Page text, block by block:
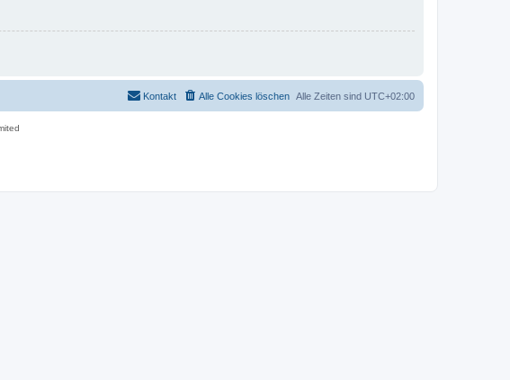
Alle Zeiten sind UTC+02:00
Alle Cookies löschen
Kontakt